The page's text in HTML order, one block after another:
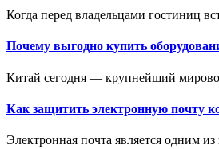
Когда перед владельцами гостиниц
Почему выгодно купить
Китай сегодня — крупнейший
Как защитить электронную почту
Электронная почта является одним